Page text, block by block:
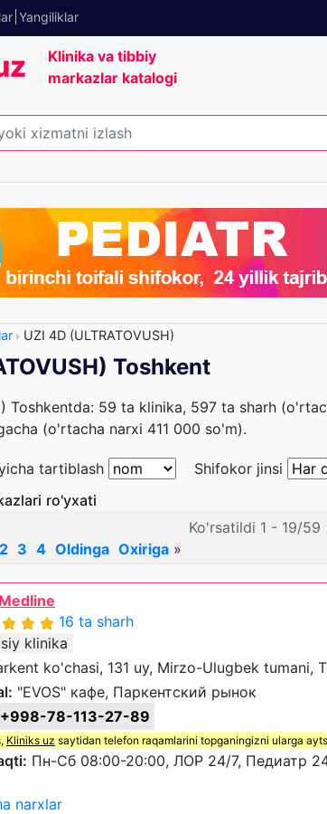
Yangiliklar
Klinika va tibbiy
markazlar katalogi
UZI 4D (ULTRATOVUSH)
Toshkent
Toshkentda: 59 ta klinika, 597 ta sharh
(o'rtacha narxi 411 000 so'm).
tartiblash
Shifokor jinsi
ro'yxati
Ko'rsatildi 1 - 19/59
2 3 4 Oldinga Oxiriga »
16 ta sharh
klinika
ko'chasi, 131 uy, Mirzo-Ulugbek tumani,
"EVOS" кафе, Паркентский рынок
+998-78-113-27-89
Kliniks uz saytidan telefon raqamlarini topganingizni ularga
Пн-Сб 08:00-20:00, ЛОР 24/7, Педиатр
narxlar